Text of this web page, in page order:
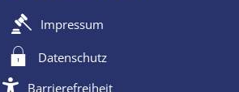
Impressum
Datenschutz
Barrierefreiheit